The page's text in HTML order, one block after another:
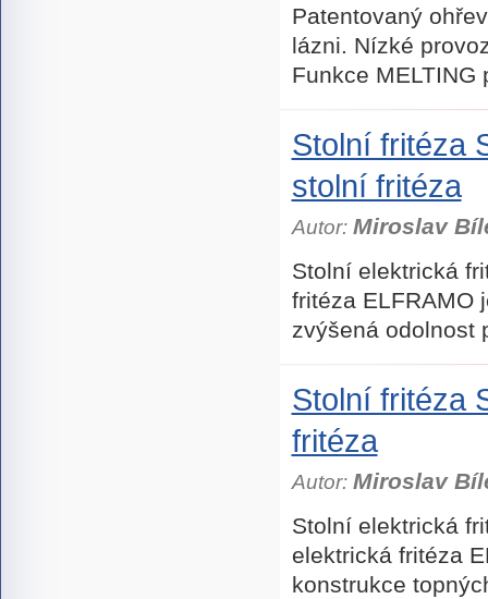
Patentovaný
lázni. Nízké
Funkce
Stolní fritéza
stolní fritéza
Autor: Miroslav
Stolní elektrická
fritéza ELFRAMO
zvýšená odolnost
Stolní fritéza
fritéza
Autor: Miroslav
Stolní elektrická
elektrická fritéza
konstrukce